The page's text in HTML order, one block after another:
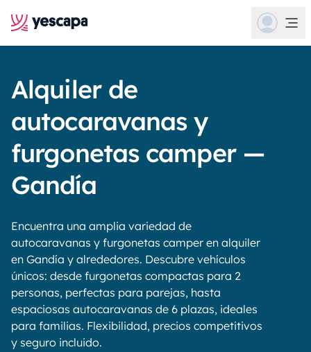
Alquiler de
autocaravanas y
furgonetas camper —
Gandía
Encuentra una amplia variedad de
autocaravanas y furgonetas camper en alquiler
en Gandía y alrededores. Descubre vehículos
únicos: desde furgonetas compactas para 2
personas, perfectas para parejas, hasta
espaciosas autocaravanas de 6 plazas, ideales
para familias. Flexibilidad, precios competitivos
y seguro incluido.